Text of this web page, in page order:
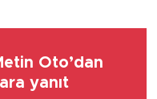
Oto’dan
yanıt